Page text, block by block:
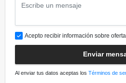
Acepto recibir información sobre
Enviar
Al enviar tus datos aceptas los Términos de